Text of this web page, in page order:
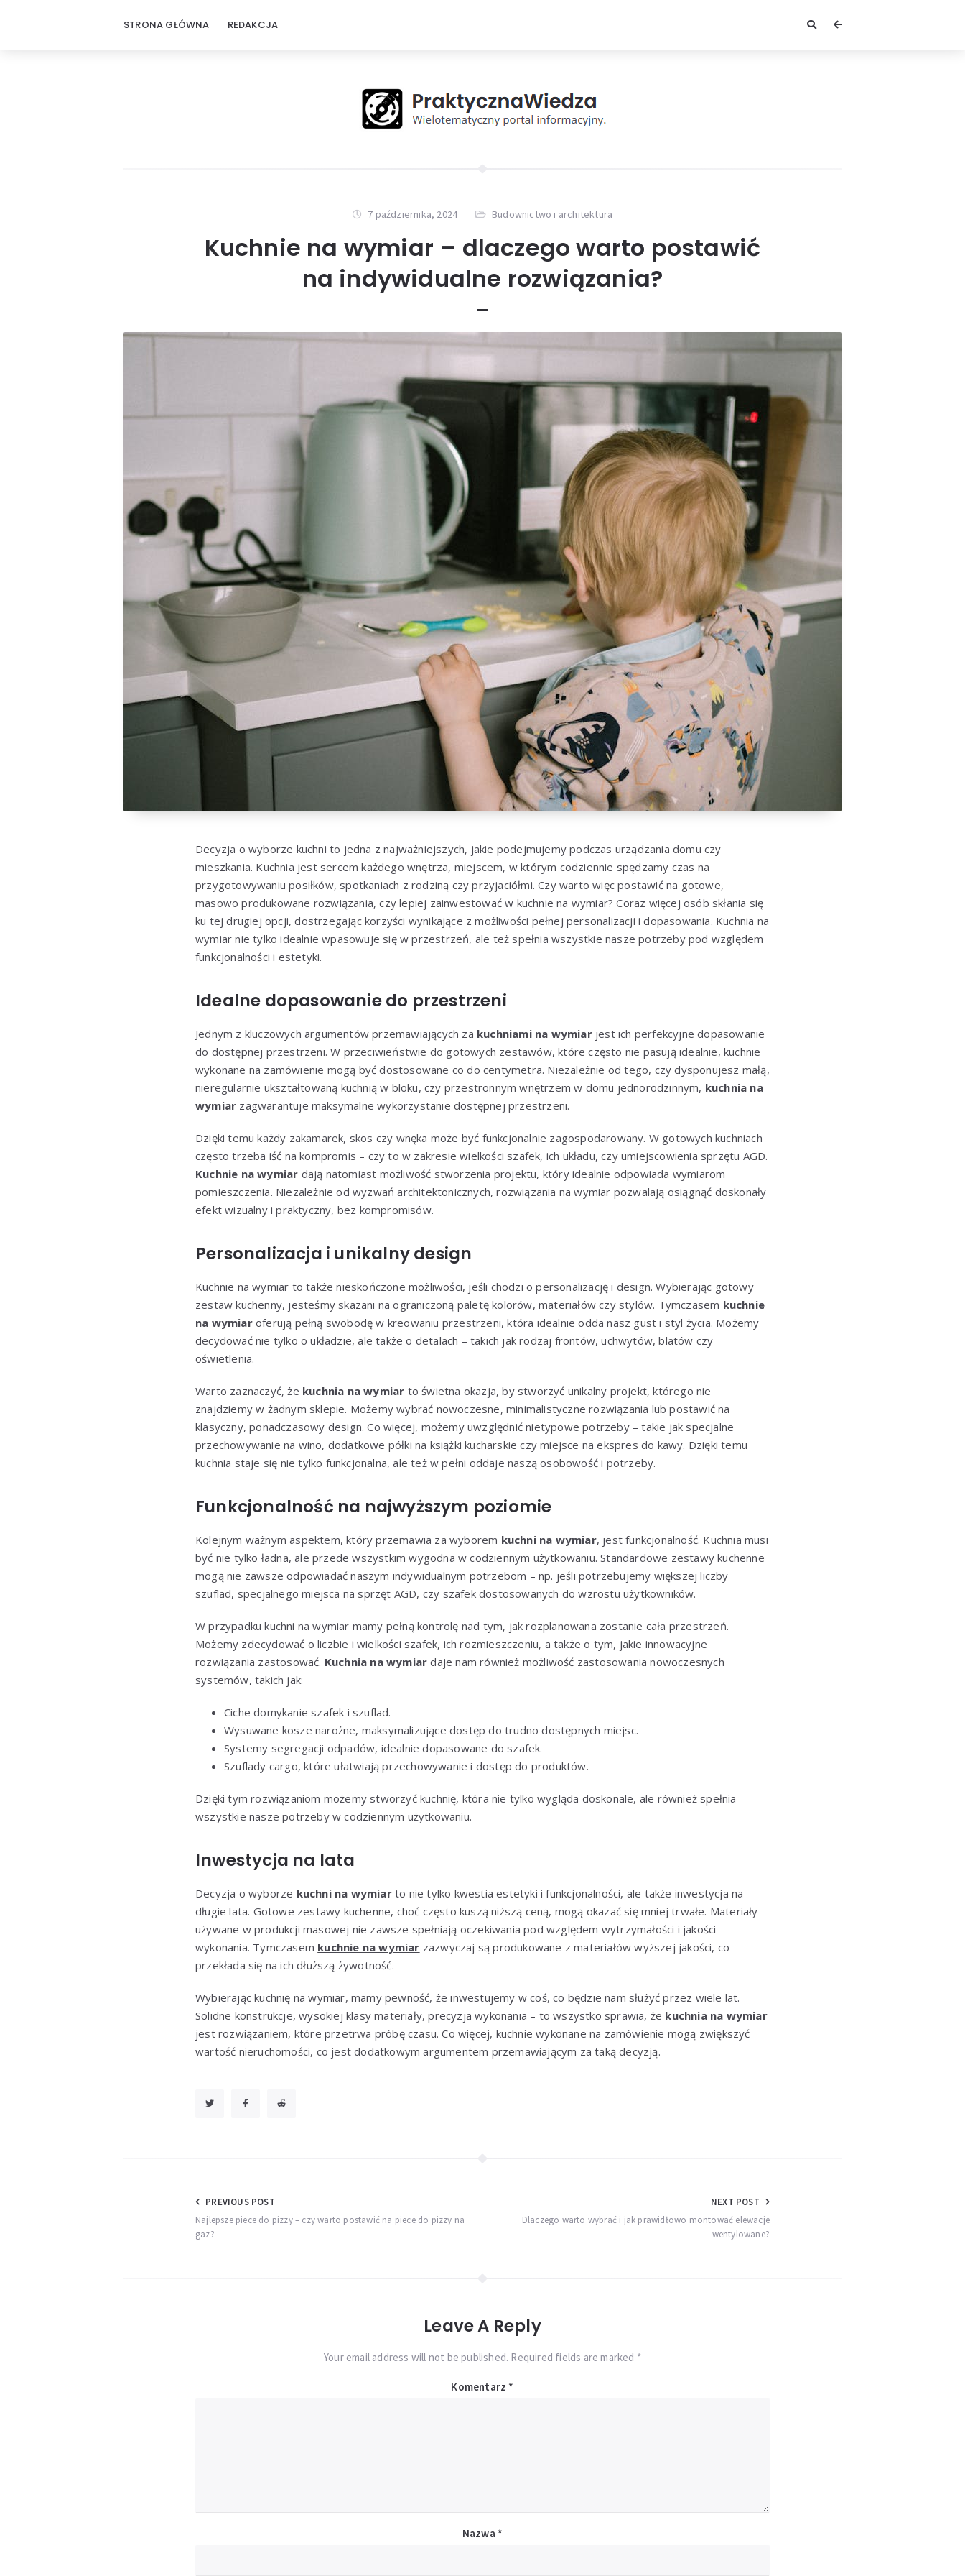
STRONA GŁÓWNA REDAKCJA
7 października, 2024 Budownictwo i architektura
Kuchnie na wymiar – dlaczego warto postawić
na indywidualne rozwiązania?
Decyzja o wyborze kuchni to jedna z najważniejszych, jakie podejmujemy podczas urządzania domu czy
mieszkania. Kuchnia jest sercem każdego wnętrza, miejscem, w którym codziennie spędzamy czas na
przygotowywaniu posiłków, spotkaniach z rodziną czy przyjaciółmi. Czy warto więc postawić na gotowe,
masowo produkowane rozwiązania, czy lepiej zainwestować w kuchnie na wymiar? Coraz więcej osób skłania się
ku tej drugiej opcji, dostrzegając korzyści wynikające z możliwości pełnej personalizacji i dopasowania. Kuchnia na
wymiar nie tylko idealnie wpasowuje się w przestrzeń, ale też spełnia wszystkie nasze potrzeby pod względem
funkcjonalności i estetyki.
Idealne dopasowanie do przestrzeni
Jednym z kluczowych argumentów przemawiających za kuchniami na wymiarjest ich perfekcyjne dopasowanie
do dostępnej przestrzeni. W przeciwieństwie do gotowych zestawów, które często nie pasują idealnie, kuchnie
wykonane na zamówienie mogą być dostosowane co do centymetra. Niezależnie od tego, czy dysponujesz małą,
nieregularnie ukształtowaną kuchnią w bloku, czy przestronnym wnętrzem w domu jednorodzinnym, kuchnia na
wymiar zagwarantuje maksymalne wykorzystanie dostępnej przestrzeni.
Dzięki temu każdy zakamarek, skos czy wnęka może być funkcjonalnie zagospodarowany. W gotowych kuchniach
często trzeba iść na kompromis – czy to w zakresie wielkości szafek, ich układu, czy umiejscowienia sprzętu AGD.
Kuchnie na wymiar dają natomiast możliwość stworzenia projektu, który idealnie odpowiada wymiarom
pomieszczenia. Niezależnie od wyzwań architektonicznych, rozwiązania na wymiar pozwalają osiągnąć doskonały
efekt wizualny i praktyczny, bez kompromisów.
Personalizacja i unikalny design
Kuchnie na wymiar to także nieskończone możliwości, jeśli chodzi o personalizację i design. Wybierając gotowy
zestaw kuchenny, jesteśmy skazani na ograniczoną paletę kolorów, materiałów czy stylów. Tymczasem kuchnie
na wymiaroferują pełną swobodę w kreowaniu przestrzeni, która idealnie odda nasz gust i styl życia. Możemy
decydować nie tylko o układzie, ale także o detalach – takich jak rodzaj frontów, uchwytów, blatów czy
oświetlenia.
Warto zaznaczyć, że kuchnia na wymiar to świetna okazja, by stworzyć unikalny projekt, którego nie
znajdziemy w żadnym sklepie. Możemy wybrać nowoczesne, minimalistyczne rozwiązania lub postawić na
klasyczny, ponadczasowy design. Co więcej, możemy uwzględnić nietypowe potrzeby – takie jak specjalne
przechowywanie na wino, dodatkowe półki na książki kucharskie czy miejsce na ekspres do kawy. Dzięki temu
kuchnia staje się nie tylko funkcjonalna, ale też w pełni oddaje naszą osobowość i potrzeby.
Funkcjonalność na najwyższym poziomie
Kolejnym ważnym aspektem, który przemawia za wyborem kuchni na wymiar, jest funkcjonalność. Kuchnia musi
być nie tylko ładna, ale przede wszystkim wygodna w codziennym użytkowaniu. Standardowe zestawy kuchenne
mogą nie zawsze odpowiadać naszym indywidualnym potrzebom – np. jeśli potrzebujemy większej liczby
szuflad, specjalnego miejsca na sprzęt AGD, czy szafek dostosowanych do wzrostu użytkowników.
W przypadku kuchni na wymiar mamy pełną kontrolę nad tym, jak rozplanowana zostanie cała przestrzeń.
Możemy zdecydować o liczbie i wielkości szafek, ich rozmieszczeniu, a także o tym, jakie innowacyjne
rozwiązania zastosować. Kuchnia na wymiar daje nam również możliwość zastosowania nowoczesnych
systemów, takich jak:
Ciche domykanie szafek i szuflad.
Wysuwane kosze narożne, maksymalizujące dostęp do trudno dostępnych miejsc.
Systemy segregacji odpadów, idealnie dopasowane do szafek.
Szuflady cargo, które ułatwiają przechowywanie i dostęp do produktów.
Dzięki tym rozwiązaniom możemy stworzyć kuchnię, która nie tylko wygląda doskonale, ale również spełnia
wszystkie nasze potrzeby w codziennym użytkowaniu.
Inwestycja na lata
Decyzja o wyborze kuchni na wymiarto nie tylko kwestia estetyki i funkcjonalności, ale także inwestycja na
długie lata. Gotowe zestawy kuchenne, choć często kuszą niższą ceną, mogą okazać się mniej trwałe. Materiały
używane w produkcji masowej nie zawsze spełniają oczekiwania pod względem wytrzymałości i jakości
wykonania. Tymczasem kuchnie na wymiar zazwyczaj są produkowane z materiałów wyższej jakości, co
przekłada się na ich dłuższą żywotność.
Wybierając kuchnię na wymiar, mamy pewność, że inwestujemy w coś, co będzie nam służyć przez wiele lat.
Solidne konstrukcje, wysokiej klasy materiały, precyzja wykonania – to wszystko sprawia, że kuchnia na wymiar
jest rozwiązaniem, które przetrwa próbę czasu. Co więcej, kuchnie wykonane na zamówienie mogą zwiększyć
wartość nieruchomości, co jest dodatkowym argumentem przemawiającym za taką decyzją.
Nawigacja
wpisu
PREVIOUS POST
Najlepsze piece do pizzy – czy warto postawić na piece do pizzy na
gaz?
NEXT POST
Dlaczego warto wybrać i jak prawidłowo montować elewacje
wentylowane?
Leave A Reply
Your email address will not be published. Required fields are marked *
Komentarz *
Nazwa *